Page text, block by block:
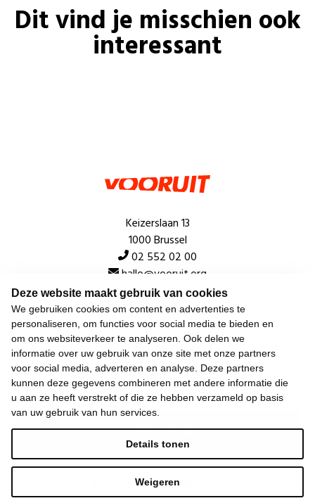
Deze website maakt gebruik van cookies
We gebruiken cookies om content en advertenties te
personaliseren, om functies voor social media te bieden en
om ons websiteverkeer te analyseren. Ook delen we
informatie over uw gebruik van onze site met onze partners
voor social media, adverteren en analyse. Deze partners
kunnen deze gegevens combineren met andere informatie die
u aan ze heeft verstrekt of die ze hebben verzameld op basis
van uw gebruik van hun services.
Weigeren
Details tonen
Dit vind je misschien ook
interessant
Keizerslaan 13
1000 Brussel
02 552 02 00
hallo@vooruit.org
Snel
Over de beweging
Algemeen
Laatste nieuws